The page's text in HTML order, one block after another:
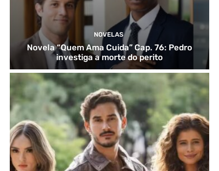
NOVELAS
Novela “Quem Ama Cuida” Cap. 76: Pedro
investiga a morte do perito